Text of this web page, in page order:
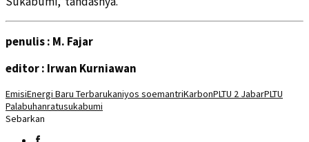
penulis : M. Fajar
editor : Irwan Kurniawan
EmisiEnergi Baru Terbarukaniyos soemantriKarbonPLTU 2 JabarPLTU
Palabuhanratusukabumi
Sebarkan